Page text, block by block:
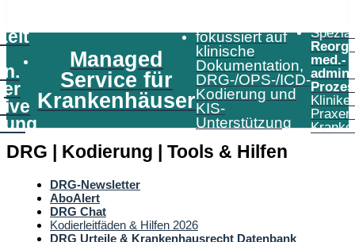
Managed
Service für
Krankenhäuser
fokussiert auf
klinische
Dokumentation,
DRG-/OPS-/ICD-
Kodierung und
KIS-
Unterstützung
med.-
DRG | Kodierung | Tools & Hilfen
DRG-Newsletter
AboAlert
DRG Chat
Kodierleitfäden & Hilfen 2026
DRG Urteile & Krankenhausrecht Datenbank